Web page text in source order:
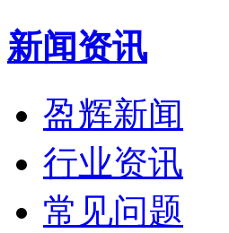
新闻资讯
盈辉新闻
行业资讯
常见问题